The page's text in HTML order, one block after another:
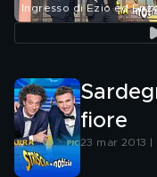
Ingresso di Ezio ed
fiore
23 mar 2013 |